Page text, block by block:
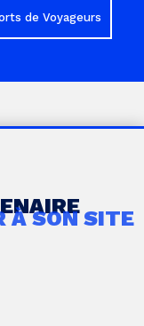
de Voyageurs
À SON SITE